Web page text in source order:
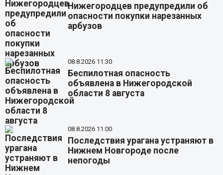
Нижегородцев предупредили об
опасности покупки нарезанных
арбузов
08.8.2026 11:30
Беспилотная опасность
объявлена в Нижегородской
области 8 августа
08.8.2026 11:00
Последствия урагана устраняют в
Нижнем Новгороде после
непогоды